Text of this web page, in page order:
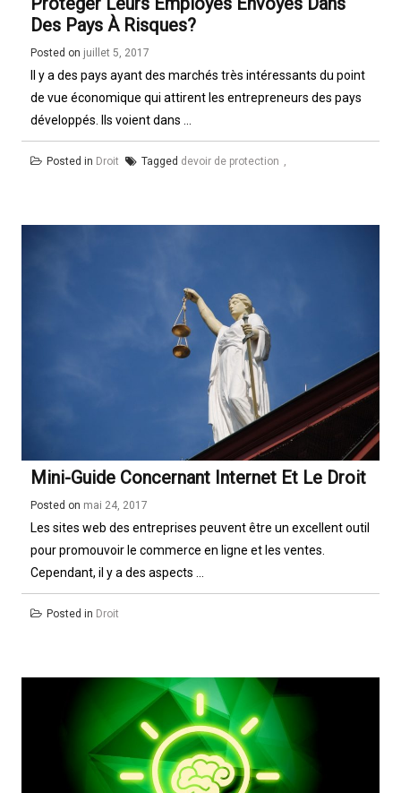
Des Pays À Risques?
Posted on juillet 5, 2017
Il y a des pays ayant des marchés très intéressants du point
de vue économique qui attirent les entrepreneurs des pays
développés. Ils voient dans ...
Posted in Droit Tagged devoir de protection
Mini-Guide Concernant Internet Et Le Droit
Posted on mai 24, 2017
Les sites web des entreprises peuvent être un excellent outil
pour promouvoir le commerce en ligne et les ventes.
Cependant, il y a des aspects ...
Posted in Droit